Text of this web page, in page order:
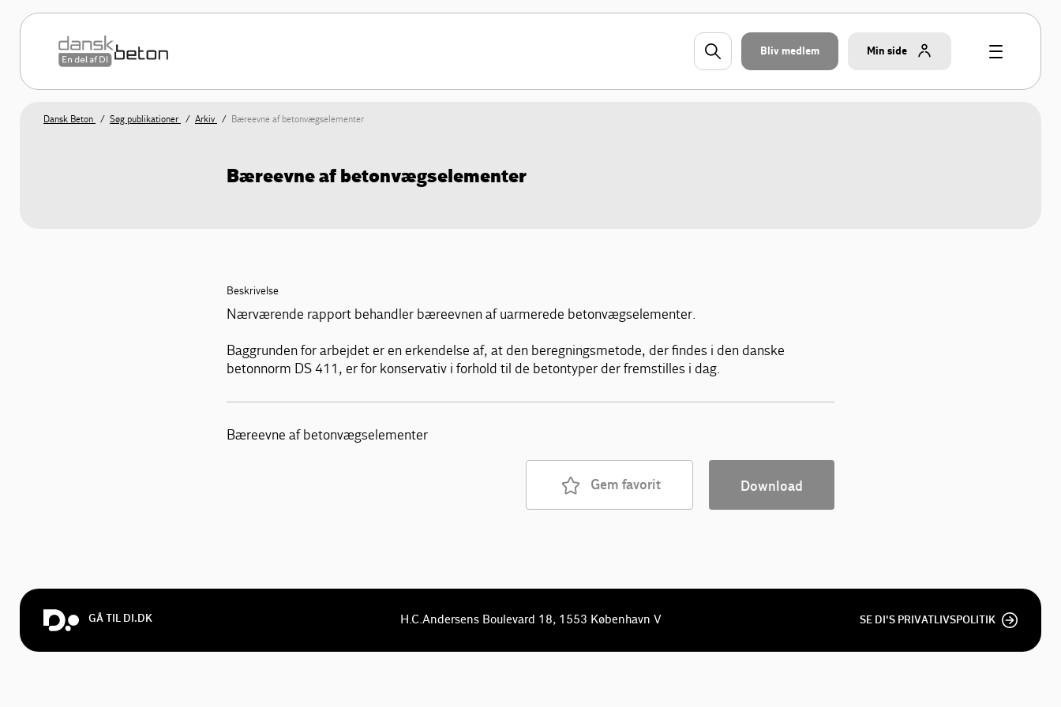
Bliv medlem Min side
Dansk Beton Søg publikationer Arkiv Bæreevne af betonvægselementer
Bæreevne af betonvægselementer
Beskrivelse
Nærværende rapport behandler bæreevnen af uarmerede betonvægselementer.
Baggrunden for arbejdet er en erkendelse af, at den beregningsmetode, der findes i den danske
betonnorm DS 411, er for konservativ i forhold til de betontyper der fremstilles i dag.
Bæreevne af betonvægselementer
Gem favorit Download
GÅ TIL DI.DK H.C.Andersens Boulevard 18, 1553 København V SE DI'S PRIVATLIVSPOLITIK